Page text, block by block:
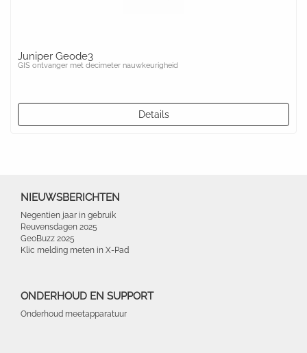
Juniper Geode3
GIS ontvanger met decimeter nauwkeurigheid
Details
NIEUWSBERICHTEN
Negentien jaar in gebruik
Reuvensdagen 2025
GeoBuzz 2025
Klic melding meten in X-Pad
ONDERHOUD EN SUPPORT
Onderhoud meetapparatuur